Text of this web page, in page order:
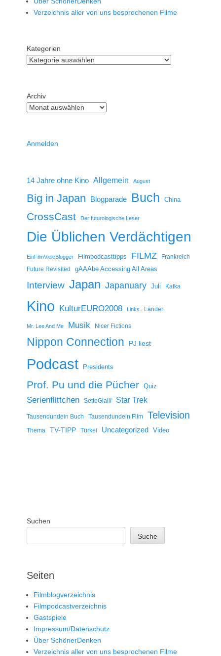
Verzeichnis aller von uns besprochenen Filme
Kategorien
Archiv
Anmelden
14 Jahre ohne Kino Allgemein August
Big in Japan Blogparade Buch China
CrossCast Der futurologische Leser
Die Üblichen Verdächtigen
EinFilmVieleBlogger Filmpodcasttipps FILMZ
Frankreich
Future Revisited
gAAAbe Accessing All Areas
Interview Japan Japanuary Juli Kafka
Kino KulturEURO2008 Links Länder
Mr. Lee And Me Musik Nicer Fictions
Nippon Connection PJ liest
Podcast Presidents
Prof. Pu und die Pücher Quiz
Serienflittchen SetteGialli Star Trek
Tausendundein Buch Tausendundein Film Television
Thema TV-TIPP Türkei Uncategorized Video
Suchen
Suche
Seiten
Filmblogverzeichnis
Filmpodcastverzeichnis
Gastspiele
Impressum/Datenschutz
Über SchönerDenken
Verzeichnis aller von uns besprochenen Filme